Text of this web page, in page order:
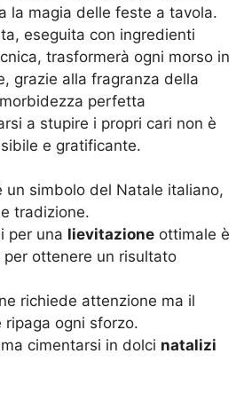
la magia delle feste a tavola.
eseguita con ingredienti
trasformerà ogni morso in
grazie alla fragranza della
perfetta
a stupire i propri cari non è
e gratificante.
un simbolo del Natale italiano,
tradizione.
per una lievitazione ottimale è
ottenere un risultato
richiede attenzione ma il
ogni sforzo.
cimentarsi in dolci natalizi